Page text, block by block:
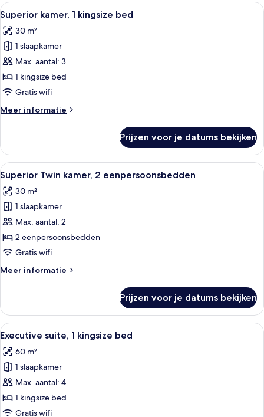
eenpersoonsbedden
Alle
foto's
voor
Superior
kamer,
1
kingsize
laden
Een moderne hotelkamer met een
11
Superior kamer, 1 kingsize bed
30 m²
1 slaapkamer
Max. aantal: 3
1 kingsize bed
Gratis wifi
Meer informatie
Meer
kamer,
kingsize
bed
Prijzen voor je datums bekijken
Alle
foto's
voor
Superior
Twin
kamer,
2
laden
Hotelkamer met twee bedden, een
8
Superior Twin kamer, 2 eenpersoonsbedden
30 m²
1 slaapkamer
Max. aantal: 2
2 eenpersoonsbedden
Gratis wifi
Meer informatie
Meer
Twin
kamer,
2
Prijzen voor je datums bekijken
Alle
foto's
voor
Executive
suite,
1
kingsize
Een moderne hotelkamer met een
11
Executive suite, 1 kingsize bed
60 m²
1 slaapkamer
Max. aantal: 4
1 kingsize bed
Gratis wifi